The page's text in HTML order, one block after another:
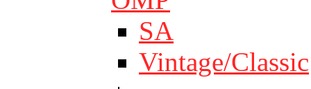
SA
Vintage/Classic